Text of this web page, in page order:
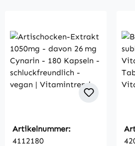
Artikelnummer:
4112180